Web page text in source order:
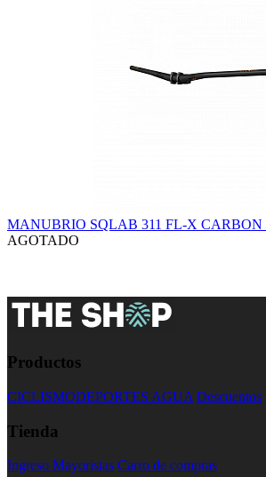
MANUBRIO SQLAB 311 FL-X CARBON
AGOTADO
Productos
CICLISMODEPORTES AGUA Descuentos
Tienda
Ingreso Mayoristas Carro de compras